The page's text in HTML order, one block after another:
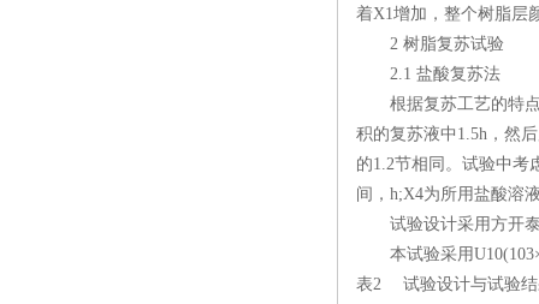
着X1增加，整个树脂层
2 树脂复苏试验
2.1 盐酸复苏法
根据复苏工艺的特点
积的复苏液中1.5h，然
的1.2节相同。试验中考
间，h;X4为所用盐酸溶
试验设计采用方开泰
本试验采用
表2 试验设计与试验